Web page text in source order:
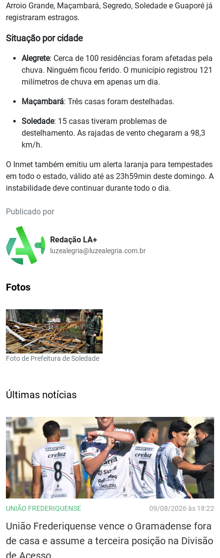
Arroio Grande, Maçambará, Segredo, Soledade e Guaporé já
registraram estragos.
Situação por cidade
Alegrete: Cerca de 100 residências foram afetadas pela
chuva. Ninguém ficou ferido. O município registrou 121
milímetros de chuva em apenas um dia.
Maçambará: Três casas foram destelhadas.
Soledade: 15 casas tiveram problemas de
destelhamento. As rajadas de vento chegaram a 98,3
km/h.
O Inmet também emitiu um alerta laranja para tempestades
em todo o estado, válido até as 23h59min deste domingo. A
instabilidade deve continuar durante todo o dia.
Publicado por
Redação LA+
luzealegria@luzealegria.com.br
Fotos
Foto de Prefeitura de Soledade
Últimas notícias
UNIÃO FREDERIQUENSE 09/08/2026 às 18:22
União Frederiquense vence o Gramadense fora
de casa e assume a terceira posição na Divisão
de Acesso